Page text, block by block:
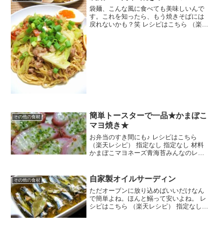
袋麺、こんな風に食べても美味しいんで
す。これを知ったら、もう焼きそばには
戻れないかも？笑 レシピはこちら （楽天
その他の食材
簡単トースターで一品★かまぼこ
マヨ焼き★
お弁当のすき間にも♪ レシピはこちら
（楽天レシピ） 指定なし 指定なし 材料
かまぼこマヨネーズ青海苔みんなのレビ
その他の食材 自家製オイルサーディン
ただオーブンに放り込めばいいだけなん
で簡単よね。ほんと鰯って安いよね。 レ
シピはこちら （楽天レシピ） 指定なし